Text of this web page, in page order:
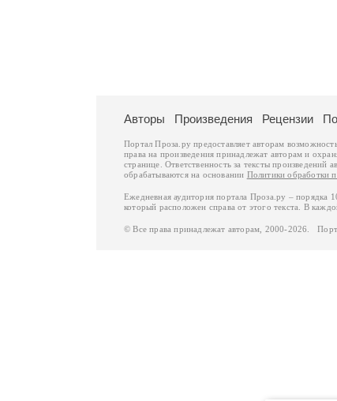
Авторы Произведения Рецензии
Портал Проза.ру предоставляет авторам
права на произведения принадлежат авторам и
странице. Ответственность за тексты произведений
обрабатываются на основании Политики обработки
Ежедневная аудитория портала Проза.ру – порядка
который расположен справа от этого текста. В
© Все права принадлежат авторам, 2000-2026.